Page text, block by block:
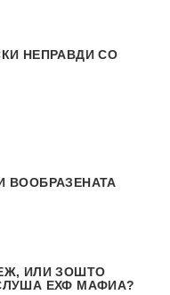
НЕПРАВДИ СО
ВООБРАЗЕНАТА
ИЛИ ЗОШТО
ЕХФ МАФИА?